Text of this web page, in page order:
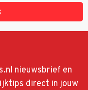
nieuwsbrief en
direct in jouw